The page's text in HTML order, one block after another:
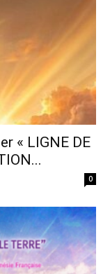
« LIGNE DE
0